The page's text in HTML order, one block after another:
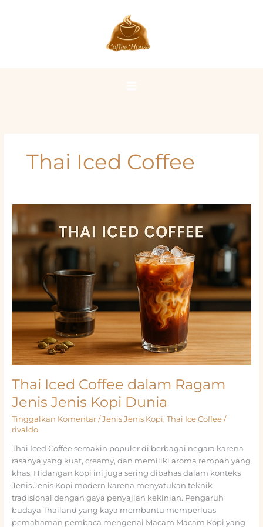
Thai Iced Coffee
Thai Iced Coffee dalam Ragam
Jenis Jenis Kopi Dunia
Tinggalkan Komentar /Jenis Jenis Kopi, Thai Ice Coffee/
rivaldo
Thai Iced Coffee semakin populer di berbagai negara karena
rasanya yang kuat, creamy, dan memiliki aroma rempah yang
khas. Hidangan kopi ini juga sering dibahas dalam konteks
Jenis Jenis Kopi modern karena menyatukan teknik
tradisional dengan gaya penyajian kekinian. Pengaruh
budaya Thailand yang kaya membantu memperluas
pemahaman pembaca mengenai Macam Macam Kopi yang